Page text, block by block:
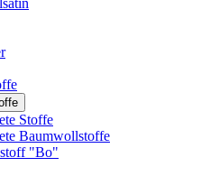
Stoffe
Baumwollstoffe
"Bo"